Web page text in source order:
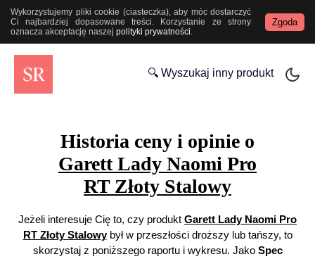
Wykorzystujemy pliki cookie (ciasteczka), aby móc dostarczyć
Ci najbardziej dopasowane treści. Korzystanie ze strony
oznacza akceptację naszej polityki prywatności.
Zgoda
🔍 Wyszukaj inny produkt
Historia ceny i opinie o
Garett Lady Naomi Pro
RT Złoty Stalowy
Jeżeli interesuje Cię to, czy produkt Garett Lady Naomi Pro
RT Złoty Stalowybył w przeszłości droższy lub tańszy, to
skorzystaj z poniższego raportu i wykresu. Jako Spec